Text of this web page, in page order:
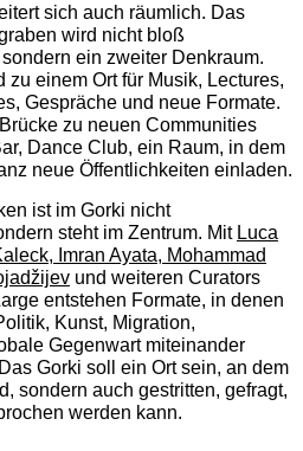
sich auch räumlich. Das
wird nicht bloß
ein zweiter Denkraum.
zu einem Ort für Musik, Lectures,
Gespräche und neue Formate.
zu neuen Communities
Dance Club, ein Raum, in dem
neue Öffentlichkeiten einladen.
ist im Gorki nicht
steht im Zentrum. Mit Luca
Imran Ayata, Mohammad
und weiteren Curators
entstehen Formate, in denen
Kunst, Migration,
Gegenwart miteinander
Gorki soll ein Ort sein, an dem
sondern auch gestritten, gefragt,
werden kann.